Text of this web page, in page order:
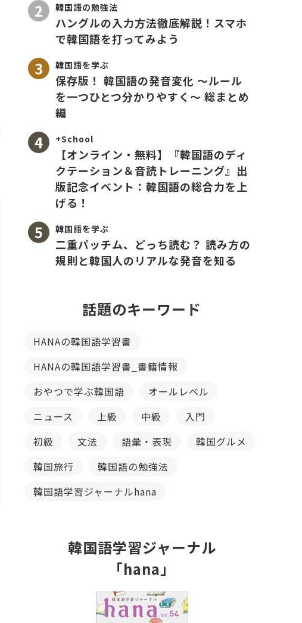
韓国語の勉強法
ハングルの入力方法徹底解説！スマホ
で韓国語を打ってみよう
韓国語を学ぶ
保存版！ 韓国語の発音変化 〜ルール
を一つひとつ分かりやすく〜 総まとめ
編
+School
【オンライン・無料】『韓国語のディ
クテーション＆音読トレーニング』出
版記念イベント：韓国語の総合力を上
げる！
韓国語を学ぶ
二重パッチム、どっち読む？ 読み方の
規則と韓国人のリアルな発音を知る
話題のキーワード
HANAの韓国語学習書
HANAの韓国語学習書_書籍情報
おやつで学ぶ韓国語
オールレベル
ニュース
上級 中級
入門
初級
文法 語彙・表現
韓国グルメ
韓国旅行
韓国語の勉強法
韓国語学習ジャーナルhana
韓国語学習ジャーナル
「hana」